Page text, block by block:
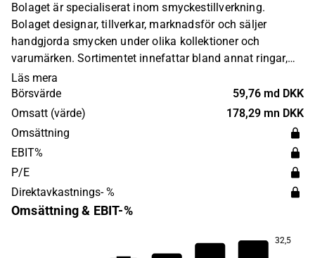
Bolaget är specialiserat inom smyckestillverkning.
Bolaget designar, tillverkar, marknadsför och säljer
handgjorda smycken under olika kollektioner och
varumärken. Sortimentet innefattar bland annat ringar,
halsband och örhängen. Produkterna säljs inom ett flertal
globala regioner, huvudsakligen via bolagets fysiska
butiker. Pandora grundades 1982 och har sitt
huvudkontor i Köpenhamn, Danmark.
Läs mera
Börsvärde
59,76 md DKK
Omsatt (värde)
178,29 mn DKK
Omsättning
EBIT%
P/E
Direktavkastnings- %
Omsättning & EBIT-%
32,5